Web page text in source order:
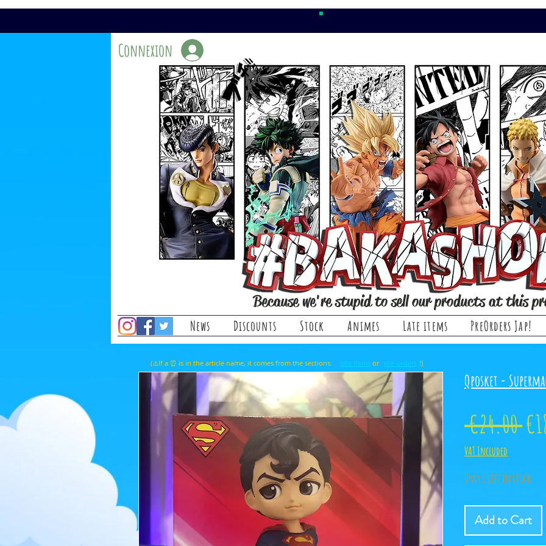
Connexion
Because we're stupid to sell our products at this
News Discounts Stock Animes Late items PreOrders Jap!
Qposket -
€24.00
VAT Included
Only 1 left in stock
Add to Cart
(⚠️If a ⏰ is in the article name, it comes from the sections: or !)
late items pre-orders